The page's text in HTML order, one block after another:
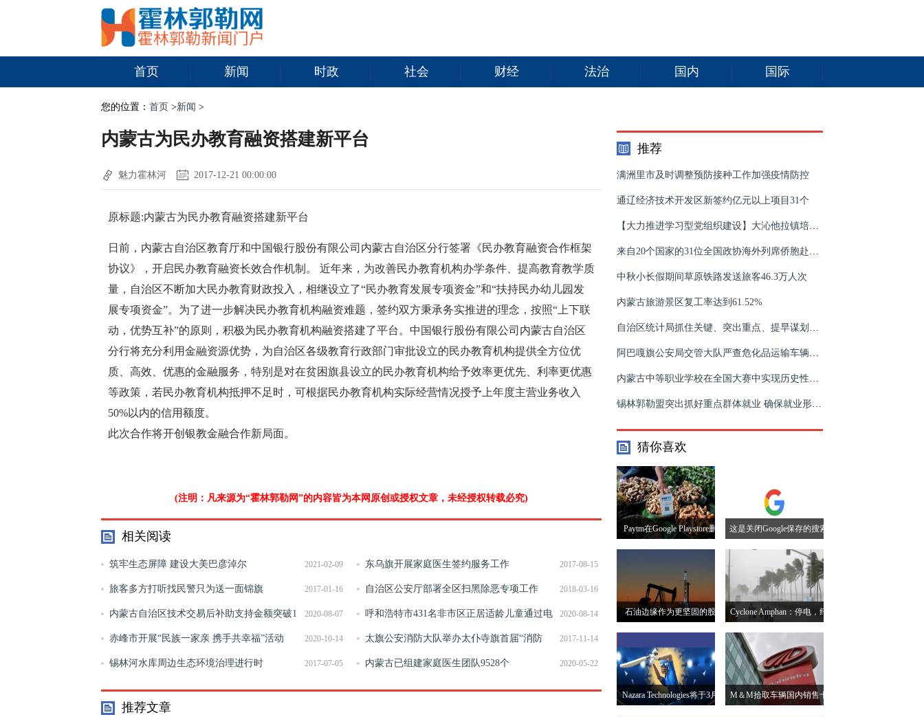
首页 新闻 时政 社会 财经 法治 国内 国际
您的位置： 首页 >新闻 >
内蒙古为民办教育融资搭建新平台
魅力霍林河 2017-12-21 00:00:00
原标题:内蒙古为民办教育融资搭建新平台
日前，内蒙古自治区教育厅和中国银行股份有限公司内蒙古自治区分行签署《民办教育融资合作框架
协议》，开启民办教育融资长效合作机制。 近年来，为改善民办教育机构办学条件、提高教育教学质
量，自治区不断加大民办教育财政投入，相继设立了“民办教育发展专项资金”和“扶持民办幼儿园发
展专项资金”。为了进一步解决民办教育机构融资难题，签约双方秉承务实推进的理念，按照“上下联
动，优势互补”的原则，积极为民办教育机构融资搭建了平台。中国银行股份有限公司内蒙古自治区
分行将充分利用金融资源优势，为自治区各级教育行政部门审批设立的民办教育机构提供全方位优
质、高效、优惠的金融服务，特别是对在贫困旗县设立的民办教育机构给予效率更优先、利率更优惠
等政策，若民办教育机构抵押不足时，可根据民办教育机构实际经营情况授予上年度主营业务收入
50%以内的信用额度。
此次合作将开创银教金融合作新局面。
(注明：凡来源为“霍林郭勒网”的内容皆为本网原创或授权文章，未经授权转载必究)
相关阅读
2021-02-09
筑牢生态屏障 建设大美巴彦淖尔 2017-08-15
东乌旗开展家庭医生签约服务工作
2017-01-16
旅客多方打听找民警只为送一面锦旗 2018-03-16
自治区公安厅部署全区扫黑除恶专项工作
2020-08-07
内蒙古自治区技术交易后补助支持金额突破1
亿元
2020-08-14
呼和浩特市431名非市区正居适龄儿童通过电
脑派位入学
2020-10-14
赤峰市开展“民族一家亲 携手共幸福”活动 2017-11-14
太旗公安消防大队举办太仆寺旗首届“消防
杯”朗诵比赛
2017-07-05
锡林河水库周边生态环境治理进行时 2020-05-22
内蒙古已组建家庭医生团队9528个
推荐文章
推荐
满洲里市及时调整预防接种工作加强疫情防控
通辽经济技术开发区新签约亿元以上项目31个
【大力推进学习型党组织建设】大沁他拉镇培育新型农牧民 放电影前发张政策明白纸
来自20个国家的31位全国政协海外列席侨胞赴内蒙古考察
中秋小长假期间草原铁路发送旅客46.3万人次
内蒙古旅游景区复工率达到61.52%
自治区统计局抓住关键、突出重点、提早谋划2022年统计执法监督检查工作
阿巴嘎旗公安局交管大队严查危化品运输车辆违法行为 助推“两防三保”工作
内蒙古中等职业学校在全国大赛中实现历史性突破
锡林郭勒盟突出抓好重点群体就业 确保就业形式稳定
猜你喜欢
Paytm在Google Playstore删
除应用程序以获取所谓的赌
博政策违规后
这是关闭Google保存的搜索
和个性化结果的方法
石油边缘作为更坚固的股
票，欧佩克削减了反增长问
题
Cyclone Amphan：停电，纤
维削减在受影响地区的移动
网络上造成损失
Nazara Technologies将于3月 M＆M拾取车辆国内销售十